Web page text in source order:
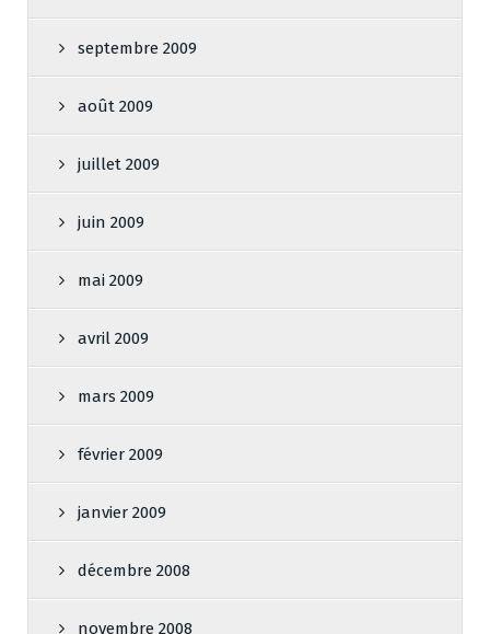
septembre 2009
août 2009
juillet 2009
juin 2009
mai 2009
avril 2009
mars 2009
février 2009
janvier 2009
décembre 2008
novembre 2008